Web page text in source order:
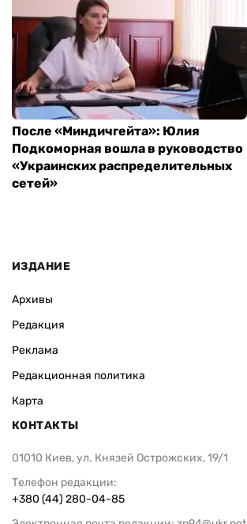
После «Миндичгейта»: Юлия
Подкоморная вошла в руководство
«Украинских распределительных
сетей»
ИЗДАНИЕ
Архивы
Редакция
Реклама
Редакционная политика
Карта
КОНТАКТЫ
01010 Киев, ул. Князей Острожских, 19/1
Телефон редакции:
+380 (44) 280-04-85